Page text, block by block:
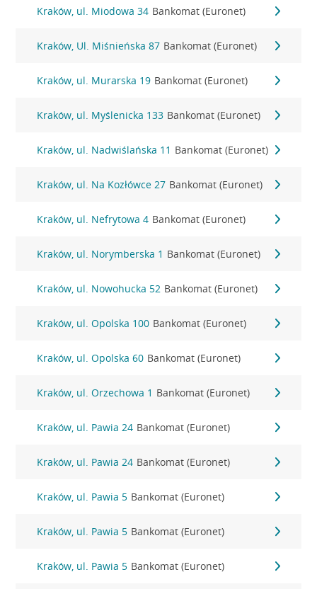
Kraków, ul. Miodowa 34 Bankomat (Euronet)
Kraków, Ul. Miśnieńska 87 Bankomat (Euronet)
Kraków, ul. Murarska 19 Bankomat (Euronet)
Kraków, ul. Myślenicka 133 Bankomat (Euronet)
Kraków, ul. Nadwiślańska 11 Bankomat (Euronet)
Kraków, ul. Na Kozłówce 27 Bankomat (Euronet)
Kraków, ul. Nefrytowa 4 Bankomat (Euronet)
Kraków, ul. Norymberska 1 Bankomat (Euronet)
Kraków, ul. Nowohucka 52 Bankomat (Euronet)
Kraków, ul. Opolska 100 Bankomat (Euronet)
Kraków, ul. Opolska 60 Bankomat (Euronet)
Kraków, ul. Orzechowa 1 Bankomat (Euronet)
Kraków, ul. Pawia 24 Bankomat (Euronet)
Kraków, ul. Pawia 24 Bankomat (Euronet)
Kraków, ul. Pawia 5 Bankomat (Euronet)
Kraków, ul. Pawia 5 Bankomat (Euronet)
Kraków, ul. Pawia 5 Bankomat (Euronet)